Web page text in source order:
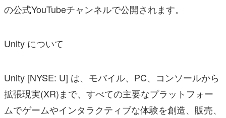
の公式YouTubeチャンネルで公開されます。
Unity について
Unity [NYSE: U] は、モバイル、PC、コンソールから
拡張現実(XR)まで、すべての主要なプラットフォー
ムでゲームやインタラクティブな体験を創造、販売、